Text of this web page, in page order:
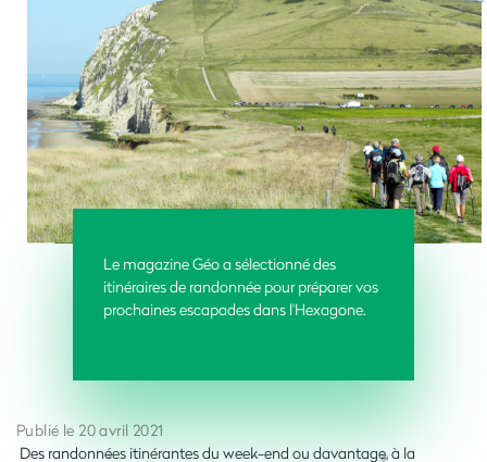
Le magazine Géo a sélectionné des
itinéraires de randonnée pour préparer vos
prochaines escapades dans l'Hexagone.
Publié le 20 avril 2021
Des randonnées itinérantes du week-end ou davantage, à la